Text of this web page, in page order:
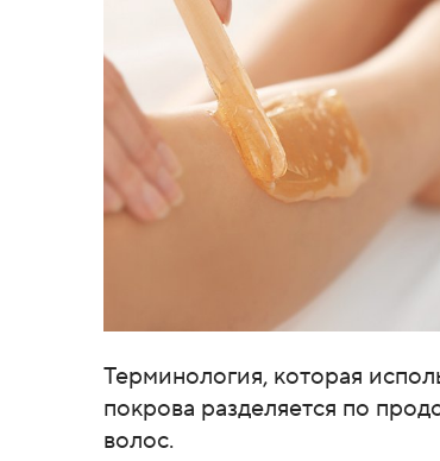
Терминология, которая
покрова разделяется по
волос.